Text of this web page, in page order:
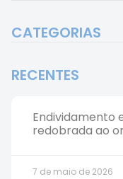
CATEGORIAS
RECENTES
Endividamento
redobrada ao
7 de maio de 2026